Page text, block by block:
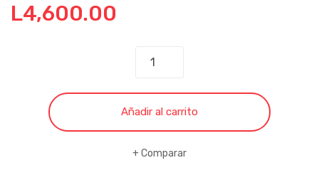
L4,600.00
MICROONDAS
DIGITAL
SILVER
Añadir al carrito
Comparar